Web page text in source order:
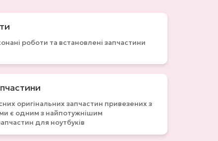
роботи та встановлені запчастини
оригінальних запчастин привезених з
є одним з найпотужнішим
для ноутбуків